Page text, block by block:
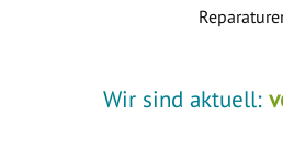
Wir sind aktuell: